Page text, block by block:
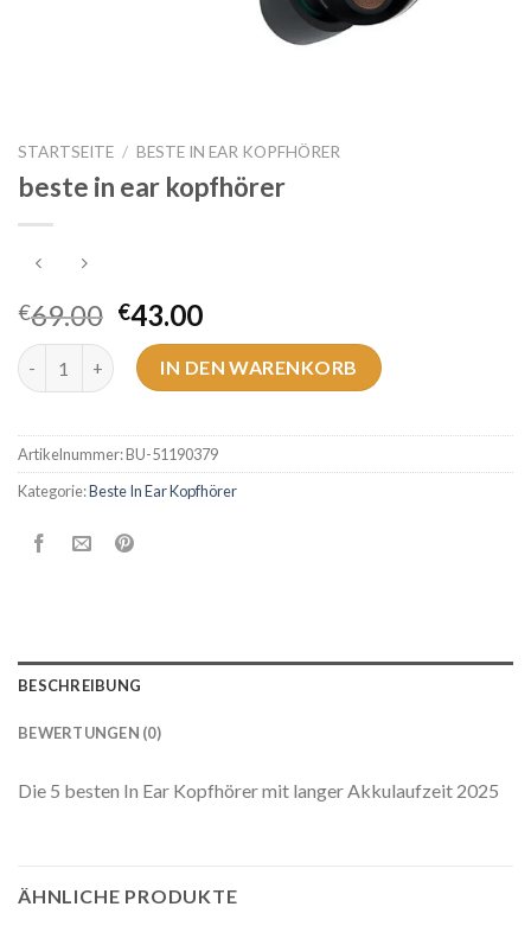
STARTSEITE / BESTE IN EAR KOPFHÖRER
beste in ear kopfhörer
€69.00 €43.00
beste in ear kopfhörer MengeIN DEN WARENKORB
Artikelnummer:BU-51190379
Kategorie:Beste In Ear Kopfhörer
BESCHREIBUNG
BEWERTUNGEN (0)
Die 5 besten In Ear Kopfhörer mit langer Akkulaufzeit 2025
ÄHNLICHE PRODUKTE